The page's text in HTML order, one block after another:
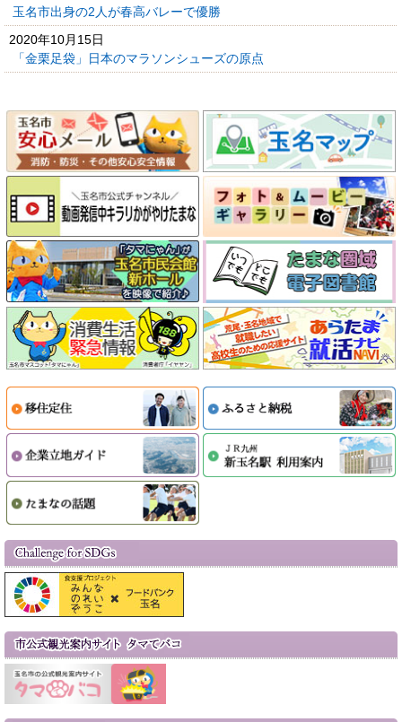
玉名市出身の2人が春高バレーで優勝
2020年10月15日
「金栗足袋」日本のマラソンシューズの原点